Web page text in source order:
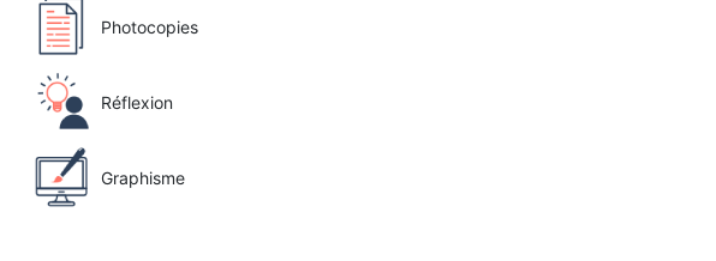
Photocopies
Réflexion
Graphisme